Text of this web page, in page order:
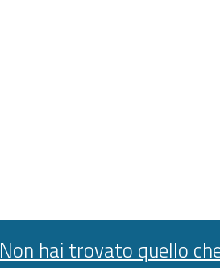
Non hai trovato quello